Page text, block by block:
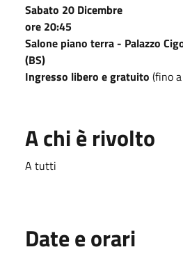
Sabato 20 Dicembre
ore 20:45
Salone piano terra - Palazzo
(BS)
Ingresso libero e gratuito (fino
A chi è rivolto
A tutti
Date e orari